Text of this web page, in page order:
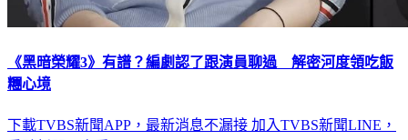
《黑暗榮耀3》有譜？編劇認了跟演員聊過 解密河度領吃飯
糰心境
下載TVBS新聞APP，最新消息不漏接 加入TVBS新聞LINE，